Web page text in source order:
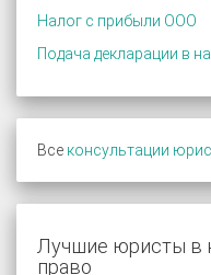
Налог с прибыли ООО
Подача декларации в
Все консультации
Лучшие юристы в
право